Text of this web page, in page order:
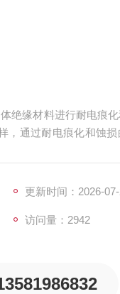
绝缘材料进行耐电痕
，通过耐电痕化和蚀
更新时间：2026-
访问量：2942